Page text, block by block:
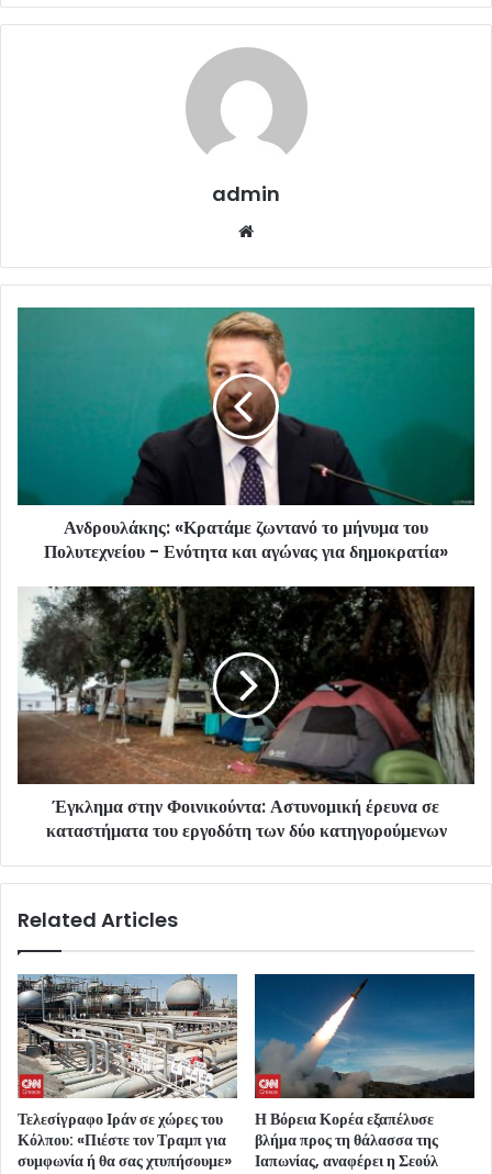
admin
Ανδρουλάκης: «Κρατάμε ζωντανό το μήνυμα του
Πολυτεχνείου - Ενότητα και αγώνας για δημοκρατία»
Έγκλημα στην Φοινικούντα: Αστυνομική έρευνα σε
καταστήματα του εργοδότη των δύο κατηγορούμενων
Related Articles
Τελεσίγραφο Ιράν σε χώρες του
Κόλπου: «Πιέστε τον Τραμπ για
συμφωνία ή θα σας χτυπήσουμε»
Η Βόρεια Κορέα εξαπέλυσε
βλήμα προς τη θάλασσα της
Ιαπωνίας, αναφέρει η Σεούλ